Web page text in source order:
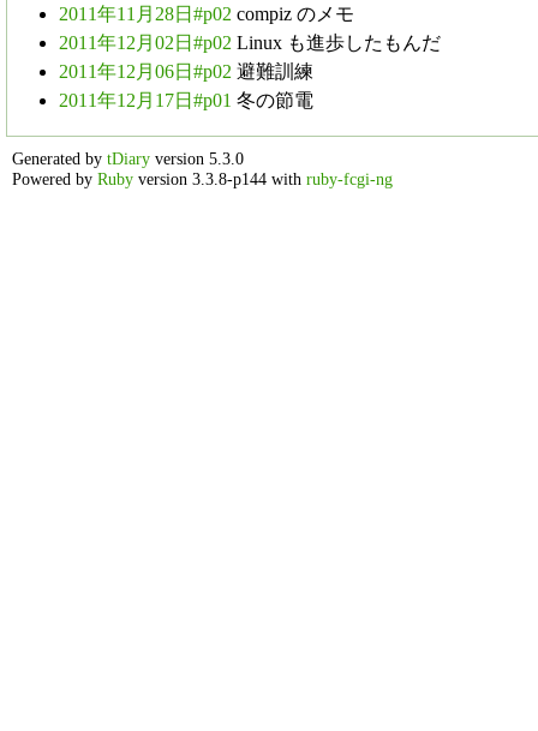
2011年11月28日#p02 compiz のメモ
2011年12月02日#p02 Linux も進歩したもんだ
2011年12月06日#p02 避難訓練
2011年12月17日#p01 冬の節電
Generated by tDiary version 5.3.0
Powered by Ruby version 3.3.8-p144 with ruby-fcgi-ng